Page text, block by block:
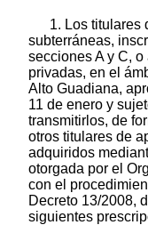
1. Los titulares
subterráneas,
secciones A y C,
privadas, en el
Alto Guadiana,
11 de enero y
transmitirlos, de
otros titulares de
adquiridos
otorgada por el
con el
Decreto 13/2008,
siguientes